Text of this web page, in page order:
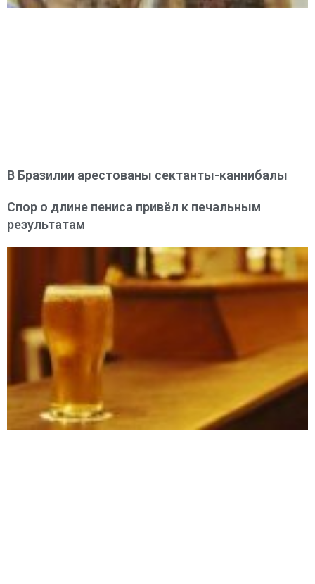
В Бразилии арестованы сектанты-каннибалы
Спор о длине пениса привёл к печальным
результатам